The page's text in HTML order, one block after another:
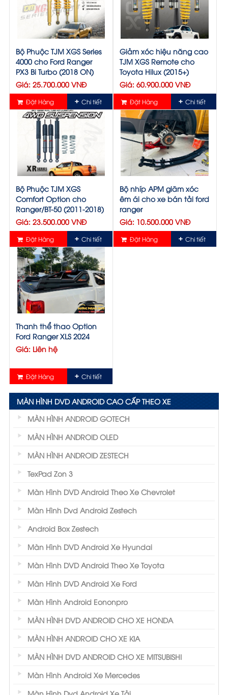
Bộ Phuộc TJM XGS Series
4000 cho Ford Ranger
PX3 Bi Turbo (2018 ON)
Giá: 25.700.000 VNĐ
Đặt Hàng Chi tiết
Giảm xóc hiệu năng cao
TJM XGS Remote cho
Toyota Hilux (2015+)
Giá: 60.900.000 VNĐ
Đặt Hàng Chi tiết
Bộ Phuộc TJM XGS
Comfort Option cho
Ranger/BT-50 (2011-2018)
Giá: 23.500.000 VNĐ
Đặt Hàng Chi tiết
Bộ nhíp APM giãm xóc
êm ái cho xe bán tải ford
ranger
Giá: 10.500.000 VNĐ
Đặt Hàng Chi tiết
Thanh thể thao Option
Ford Ranger XLS 2024
Giá: Liên hệ
Đặt Hàng Chi tiết
MÀN HÌNH DVD ANDROID CAO CẤP THEO XE
MÀN HÌNH ANDROID GOTECH
MÀN HÌNH ANDROID OLED
MÀN HÌNH ANDROID ZESTECH
TexPad Zon 3
Màn Hình DVD Android Theo Xe Chevrolet
Màn Hình Dvd Android Zestech
Android Box Zestech
Màn Hình DVD Android Xe Hyundai
Màn Hình DVD Android Theo Xe Toyota
Màn Hình DVD Android Xe Ford
Màn Hình Android Eononpro
MÀN HÌNH DVD ANDROID CHO XE HONDA
MÀN HÌNH ANDROID CHO XE KIA
MÀN HÌNH DVD ANDROID CHO XE MITSUBISHI
Màn Hình Android Xe Mercedes